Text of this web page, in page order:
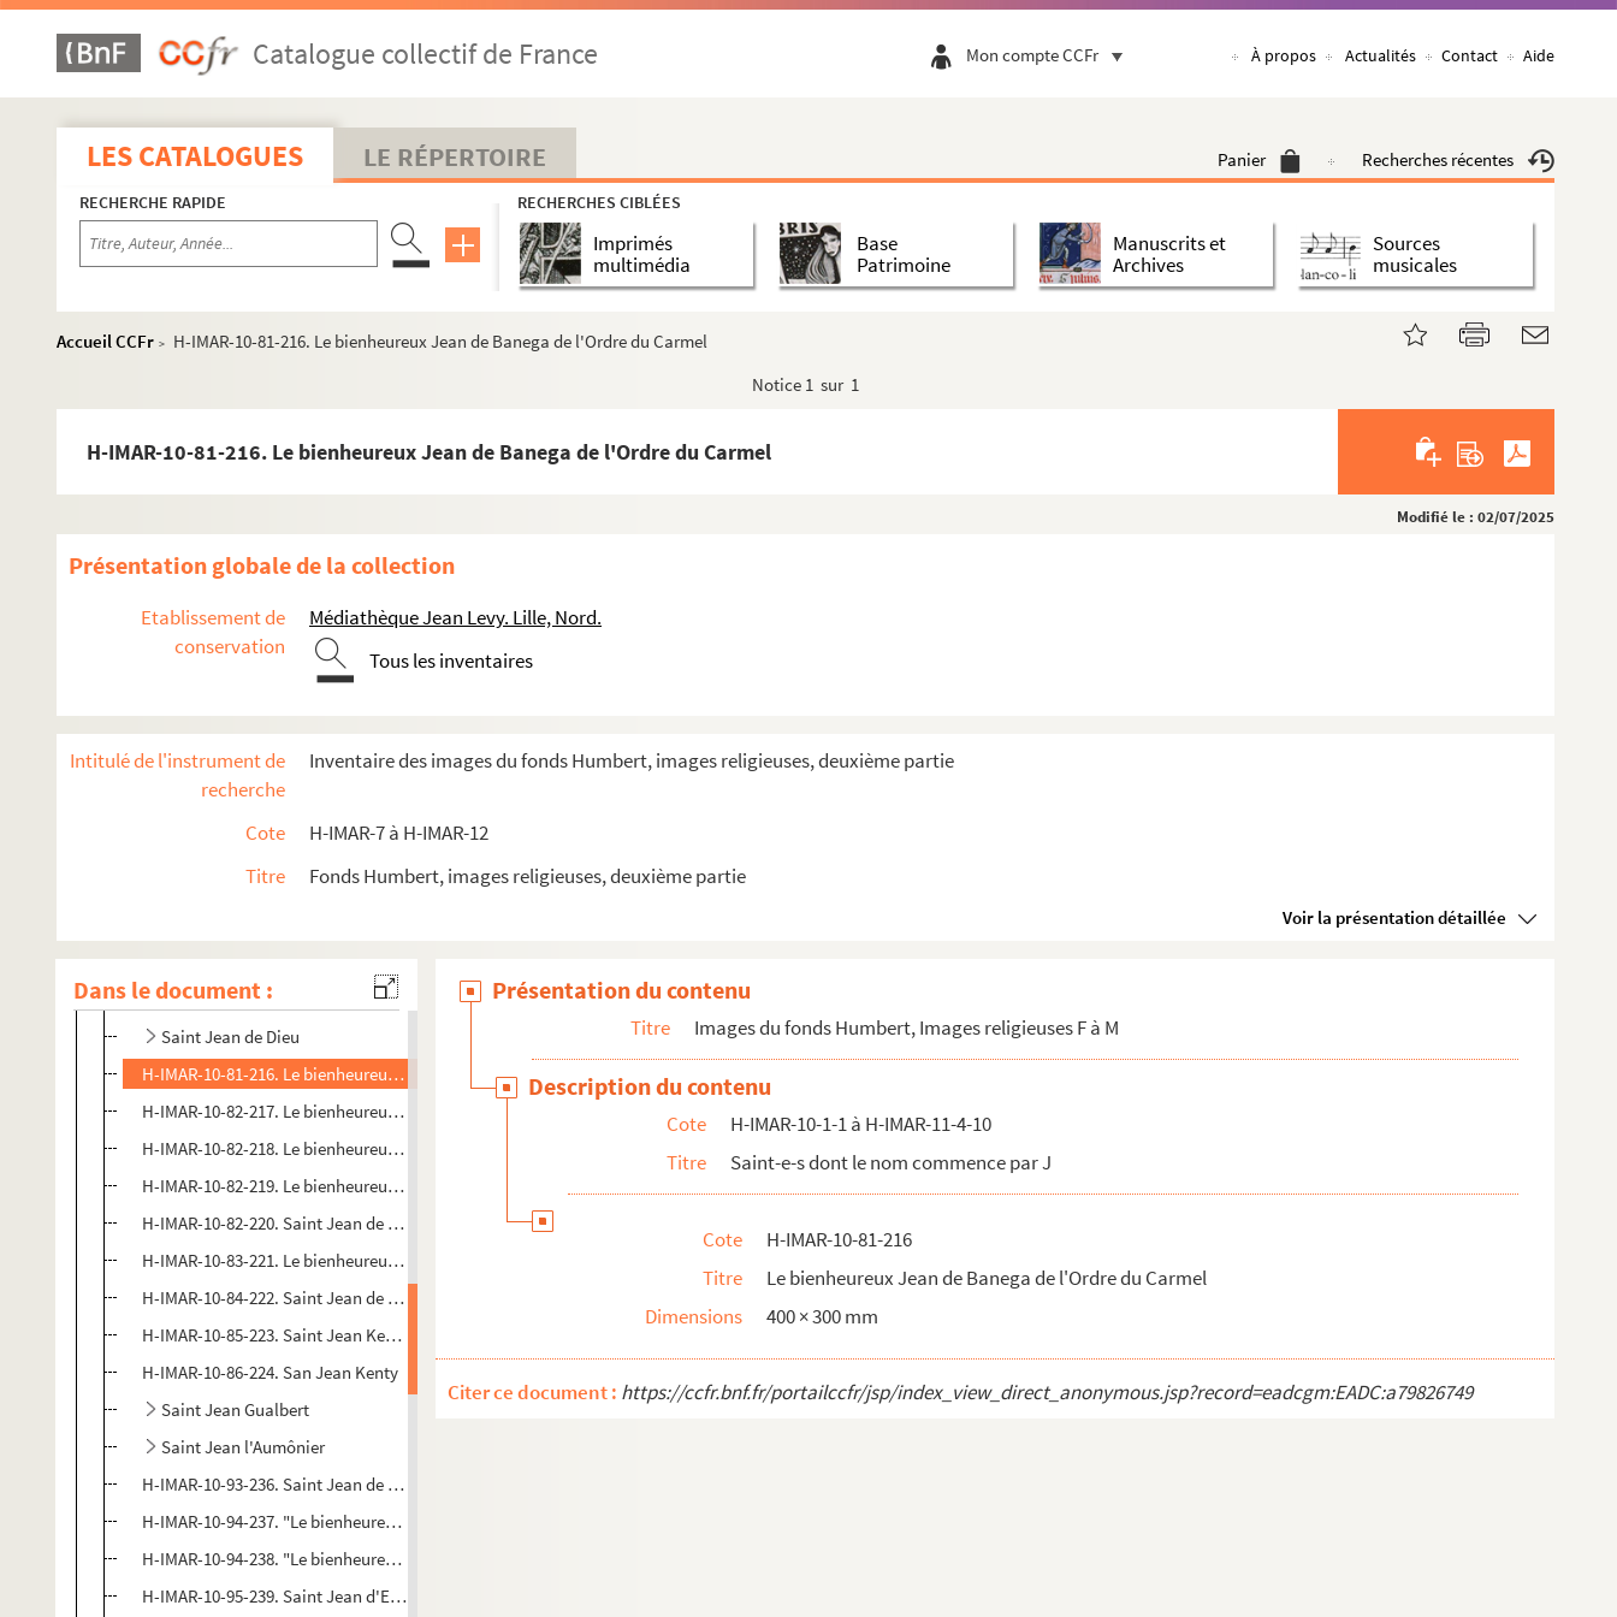
Catalogue collectif de France Mon compte CCFr À propos Actualités Contact Aide
LES CATALOGUES LE RÉPERTOIRE Panier Recherches récentes
RECHERCHE RAPIDE RECHERCHES CIBLÉES
Imprimés
multimédia
Base
Patrimoine
Manuscrits et
Archives
Sources
musicales
Accueil CCFr >
H-IMAR-10-81-216. Le bienheureux Jean de Banega de l'Ordre du Carmel
Notice 1 sur 1
H-IMAR-10-81-216. Le bienheureux Jean de Banega de l'Ordre du Carmel
Modifié le : 02/07/2025
Présentation globale de la collection
Etablissement de
conservation
Médiathèque Jean Levy. Lille, Nord.
Tous les inventaires
Intitulé de l'instrument de
recherche
Inventaire des images du fonds Humbert, images religieuses, deuxième partie
Cote
H-IMAR-7 à H-IMAR-12
Titre
Fonds Humbert, images religieuses, deuxième partie
Voir la présentation détaillée
Dans le document :
H-IMAR-10-20-34. Saint Jacques
H-IMAR-10-20-35. Saint Jacques
H-IMAR-10-21-36. Saint Jacques de Nisibe
H-IMAR-10-22-37. A la prière de saint Jacques de Nisibe, une nuée de moustiques envahit l'armée du roi de Perse et d...
H-IMAR-10-22-38. Saint Jacques de Nisibe
H-IMAR-10-22-39. Saint Jacques et l'ours
H-IMAR-10-26-44. Le Révérend père Jacques Chilier
H-IMAR-10-38-88. Girolamo Tiraboschi, serviteur de Dieu
Saint Jean Berchmans
H-IMAR-10-49-135. Saint Jean et saint Paul, martyrs
Saint Jean Damascène
Saint Jean Chrysostome
Saint Jean de la Croix
H-IMAR-10-71-185. Saint Jean Calybite (ou Cabilite)
H-IMAR-10-71-186. Saint Jean Calybite (ou Cabilite)
Saint Jean de Dieu
H-IMAR-10-81-216. Le bienheureux Jean de Banega de l'Ordre du Carmel
H-IMAR-10-82-217. Le bienheureux Jean de Salerne
H-IMAR-10-82-218. Le bienheureux Jean Massias
H-IMAR-10-82-219. Le bienheureux Jean Licci
H-IMAR-10-82-220. Saint Jean de Cologne
H-IMAR-10-83-221. Le bienheureux Jean Soreth de l'Ordre du Carmel
H-IMAR-10-84-222. Saint Jean de Saint-Facond
H-IMAR-10-85-223. Saint Jean Kenty, prêtre séculier et professeur de théologie
H-IMAR-10-86-224. San Jean Kenty
Saint Jean Gualbert
Saint Jean l'Aumônier
H-IMAR-10-93-236. Saint Jean de Beverley, évêque de Hexham
H-IMAR-10-94-237. "Le bienheureux Jean le Bon Ermite à Mantoue"
H-IMAR-10-94-238. "Le bienheureux Jean le Bon Ermite à Mantoue"
H-IMAR-10-95-239. Saint Jean d'Egypte, solitaire
Présentation du contenu
Titre Images du fonds Humbert, Images religieuses F à M
Description du contenu
Cote
H-IMAR-10-1-1 à H-IMAR-11-4-10
Titre
Saint-e-s dont le nom commence par J
Cote
H-IMAR-10-81-216
Titre
Le bienheureux Jean de Banega de l'Ordre du Carmel
Dimensions
400 × 300 mm
Citer ce document : https://ccfr.bnf.fr/portailccfr/jsp/index_view_direct_anonymous.jsp?record=eadcgm:EADC:a79826749